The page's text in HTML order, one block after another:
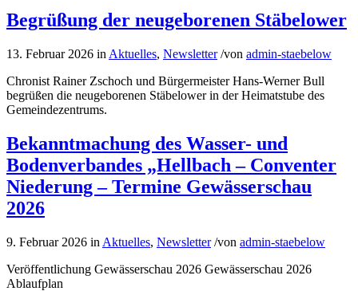
Begrüßung der neugeborenen Stäbelower
13. Februar 2026 in Aktuelles, Newsletter /von admin-staebelow
Chronist Rainer Zschoch und Bürgermeister Hans-Werner Bull
begrüßen die neugeborenen Stäbelower in der Heimatstube des
Gemeindezentrums.
Bekanntmachung des Wasser- und
Bodenverbandes „Hellbach – Conventer
Niederung – Termine Gewässerschau
2026
9. Februar 2026 in Aktuelles, Newsletter /von admin-staebelow
Veröffentlichung Gewässerschau 2026 Gewässerschau 2026
Ablaufplan